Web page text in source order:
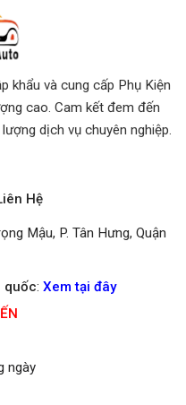
khẩu và cung cấp Phụ Kiện
cao. Cam kết đem đến
dịch vụ chuyên nghiệp.
Hệ
Mậu, P. Tân Hưng, Quận
quốc: Xem tại đây
ngày